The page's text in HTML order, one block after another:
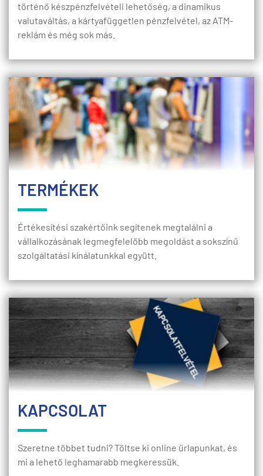
történő készpénzfelvételi lehetőség, a dinamikus
valutaváltás, a kártyafüggetlen pénzfelvétel, az ATM-
reklám és még sok más.
TERMÉKEK
Értékesítési szakértőink segítenek megtalálni a
vállalkozásának legmegfelelőbb megoldást a sokszínű
szolgáltatási kínálatunkkal együtt.
KAPCSOLAT
Szeretne többet tudni? Töltse ki online űrlapunkat, és
mi a lehető leghamarabb megkeressük.